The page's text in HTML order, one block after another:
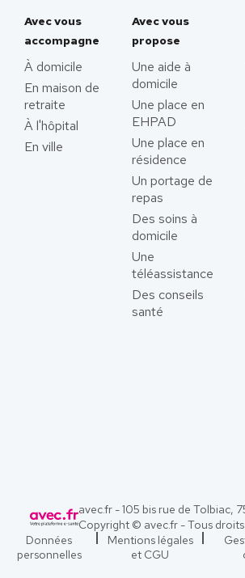
Avec vous
accompagne
À domicile
En maison de
retraite
À l'hôpital
En ville
Avec vous
propose
Une aide à
domicile
Une place en
EHPAD
Une place en
résidence
Un portage de
repas
Des soins à
domicile
Une
téléassistance
Des conseils
santé
avec.fr - 105 bis rue de Tolbiac,
Copyright © avec.fr - Tous droits
Données
personnelles
Mentions légales
et CGU